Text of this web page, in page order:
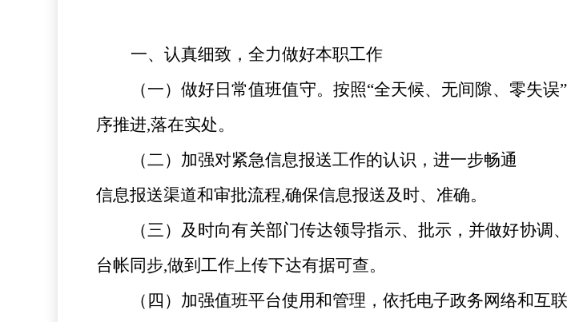
一、认真细致，全力做好本职工作
（一） 做好日常值班值守。按照“全天候、无间隙、零失
序推进,落在实处。
（二） 加强对紧急信息报送工作的认识，进一步畅通
信息报送渠道和审批流程,确保信息报送及时、准确。
（三） 及时向有关部门传达领导指示、批示，并做好协调
台帐同步,做到工作上传下达有据可查。
（四） 加强值班平台使用和管理，依托电子政务网络和互